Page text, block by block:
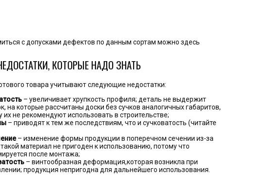
с допусками дефектов по данным сортам можно здесь
КОТОРЫЕ НАДО ЗНАТЬ
товара учитывают следующие недостатки:
– увеличивает хрупкость профиля; деталь не выдержит
на которые рассчитаны доски без сучков аналогичных габаритов,
их не рекомендуют использовать в строительстве;
– приводят к тем же последствиям, что и сучковатость (читайте
– изменение формы продукции в поперечном сечении из-за
такой материал не пригоден к использованию, потому что
после монтажа;
– винтообразная деформация,которая возникла при
продукция непригодна для дальнейшего использования.